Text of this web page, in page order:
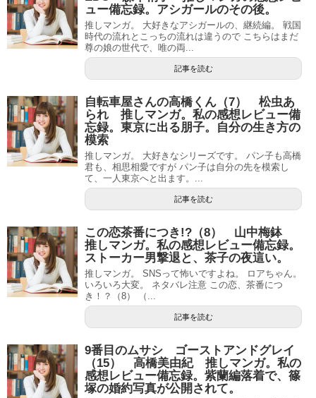
ュー備忘録。アシガールのその後。
推しマンガ。 大好きなアシガールの、継続編。 戦国
時代の流れとこっちの流れは違うので こちらはまだ
尊の娘の世代で、唯の両...
記事を読む
自転車屋さんの高橋くん（7） 松虫あ
られ 推しマンガ。私の感想レビュー備
忘録。東京に出る朋子。自分の生き方の
模索
推しマンガ。 大好きなシリーズです。 パン子も高橋
君も、相思相愛ですが パン子は自分の先を模索し
て、一人東京へと出ます。...
記事を読む
この恋茶番につき!?（8） 山中梅鉢
推しマンガ。私の感想レビュー備忘録。
ストーカー男撃退と、茶子の夜這い。
推しマンガ。 SNSって怖いですよね。 ロアちゃん。
いろいろ大変。 ネタバレ注意 この恋、茶番につ
き！？（8） （...
記事を読む
9番目のムサシ ゴーストアンドグレイ
（15） 高橋美由紀 推しマンガ。私の
感想レビュー備忘録。紫蘭編落着で、篠
塚の婚約写真が公開されて。